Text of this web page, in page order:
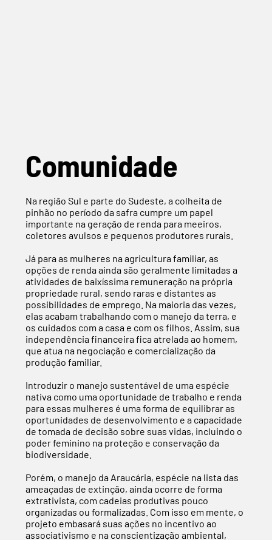
Comunidade
Na região Sul e parte do Sudeste, a colheita de
pinhão no período da safra cumpre um papel
importante na geração de renda para meeiros,
coletores avulsos e pequenos produtores rurais.
Já para as mulheres na agricultura familiar, as
opções de renda ainda são geralmente limitadas a
atividades de baixíssima remuneração na própria
propriedade rural, sendo raras e distantes as
possibilidades de emprego. Na maioria das vezes,
elas acabam trabalhando com o manejo da terra, e
os cuidados com a casa e com os filhos. Assim, sua
independência financeira fica atrelada ao homem,
que atua na negociação e comercialização da
produção familiar.
Introduzir o manejo sustentável de uma espécie
nativa como uma oportunidade de trabalho e renda
para essas mulheres é uma forma de equilibrar as
oportunidades de desenvolvimento e a capacidade
de tomada de decisão sobre suas vidas, incluindo o
poder feminino na proteção e conservação da
biodiversidade.
Porém, o manejo da Araucária, espécie na lista das
ameaçadas de extinção, ainda ocorre de forma
extrativista, com cadeias produtivas pouco
organizadas ou formalizadas. Com isso em mente, o
projeto embasará suas ações no incentivo ao
associativismo e na conscientização ambiental,